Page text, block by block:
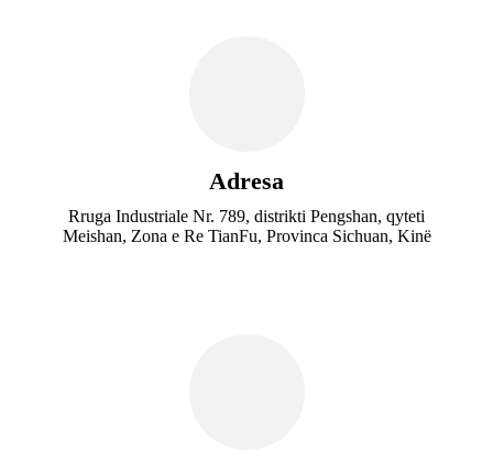
Adresa
Rruga Industriale Nr. 789, distrikti Pengshan, qyteti
Meishan, Zona e Re TianFu, Provinca Sichuan, Kinë